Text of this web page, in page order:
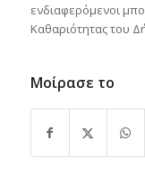
ενδιαφερόμενοι
Καθαριότητας του
Μοίρασε το